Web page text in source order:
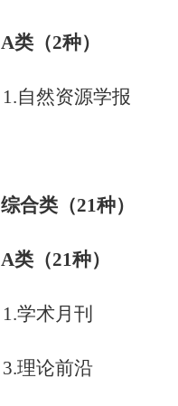
A类（2种）
1.自然资源学报
综合类（21种）
A类（21种）
1.学术月刊
3.理论前沿